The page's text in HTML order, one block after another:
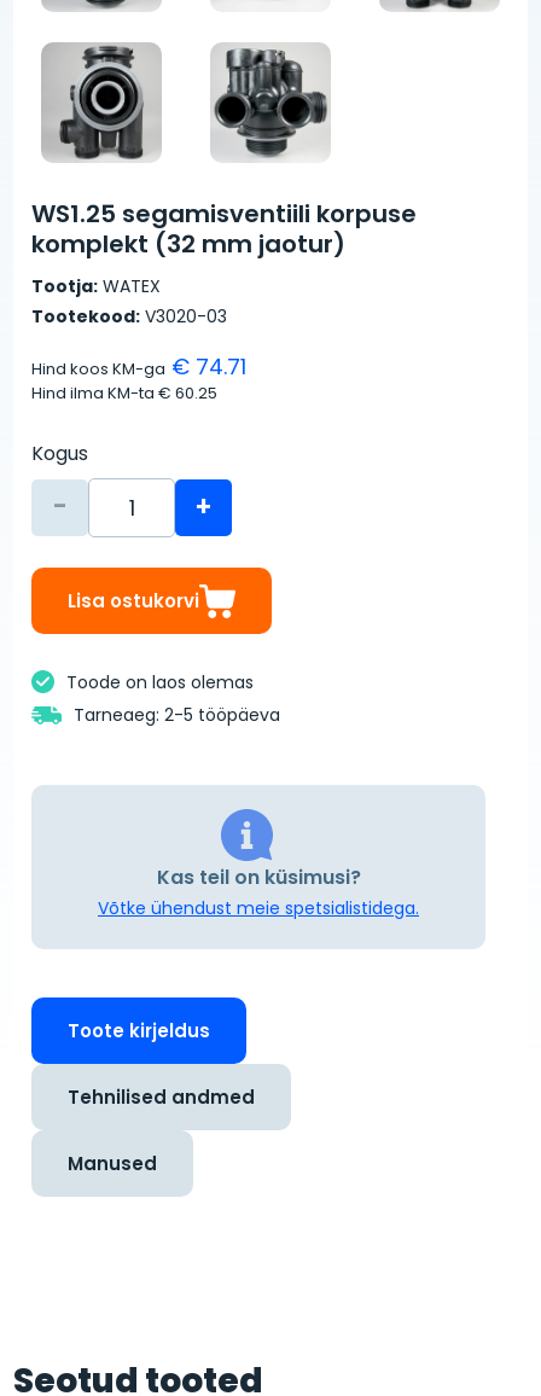
WS1.25 segamisventiili korpuse
komplekt (32 mm jaotur)
Tootja: WATEX
Tootekood: V3020-03
Hind koos KM-ga € 74.71
Hind ilma KM-ta€ 60.25
Kogus
- +
Lisa ostukorvi
Toode on laos olemas
Tarneaeg: 2-5 tööpäeva
Kas teil on küsimusi?
Võtke ühendust meie spetsialistidega.
Toote kirjeldus
Tehnilised andmed
Manused
Seotud tooted